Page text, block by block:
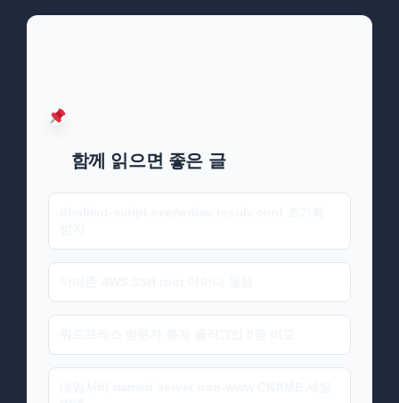
함께 읽으면 좋은 글